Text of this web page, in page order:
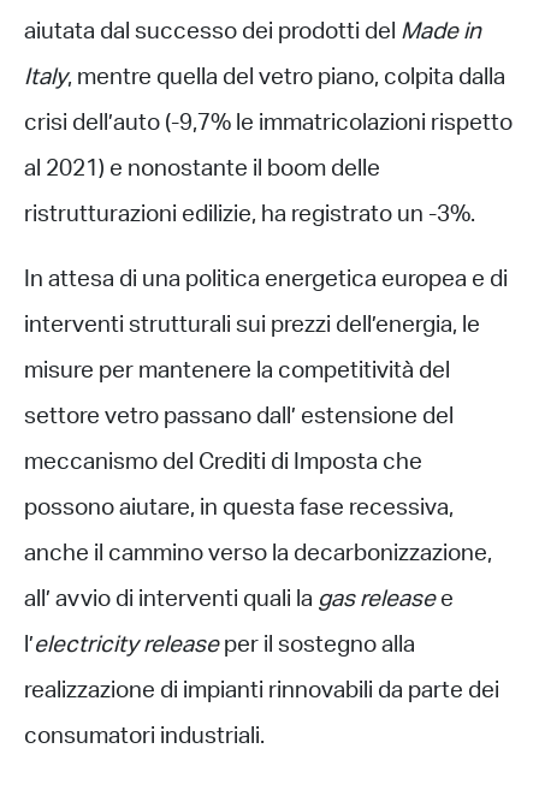
aiutata dal successo dei prodotti del Made in
Italy, mentre quella del vetro piano, colpita dalla
crisi dell’auto (-9,7% le immatricolazioni rispetto
al 2021) e nonostante il boom delle
ristrutturazioni edilizie, ha registrato un -3%.
In attesa di una politica energetica europea e di
interventi strutturali sui prezzi dell’energia, le
misure per mantenere la competitività del
settore vetro passano dall’ estensione del
meccanismo del Crediti di Imposta che
possono aiutare, in questa fase recessiva,
anche il cammino verso la decarbonizzazione,
all’ avvio di interventi quali la gas release e
l’electricity release per il sostegno alla
realizzazione di impianti rinnovabili da parte dei
consumatori industriali.